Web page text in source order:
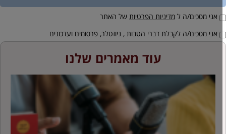
אני מסכים/ה למדיניות הפרטיותשל האתר
אני מסכים/ה לקבלת דברי הטבות , ניוזטלר, פרסומים ועדכונים
עוד מאמרים שלנו